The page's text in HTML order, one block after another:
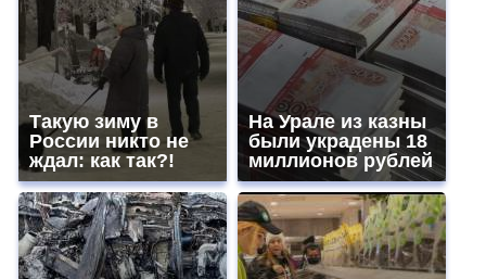
Такую зиму в
России никто не
ждал: как так?!
На Урале из казны
были украдены 18
миллионов рублей